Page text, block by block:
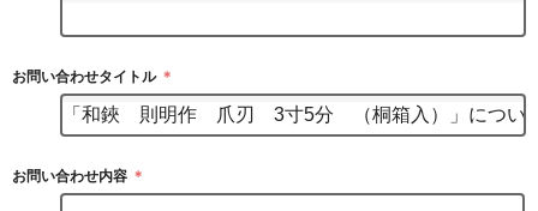
お問い合わせタイトル ＊
お問い合わせ内容 ＊